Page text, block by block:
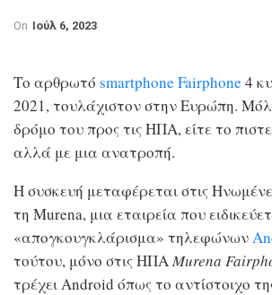
On Ιούλ 6, 2023
Το αρθρωτό smartphone Fairphone 4
2021, τουλάχιστον στην Ευρώπη.
δρόμο του προς τις ΗΠΑ, είτε το
αλλά με μια ανατροπή.
Η συσκευή μεταφέρεται στις
τη Murena, μια εταιρεία που
«απογκουγκλάρισμα» τηλεφώνων
τούτου, μόνο στις ΗΠΑMurena
τρέχει Android όπως το αντίστοιχο